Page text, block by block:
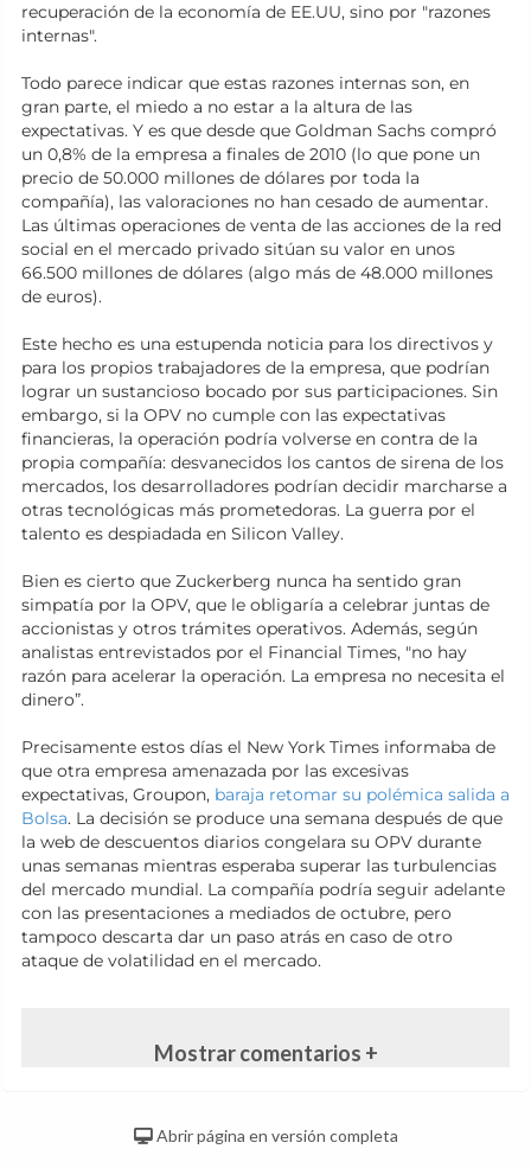
recuperación de la economía de EE.UU, sino por "razones
internas".
Todo parece indicar que estas razones internas son, en
gran parte, el miedo a no estar a la altura de las
expectativas. Y es que desde que Goldman Sachs compró
un 0,8% de la empresa a finales de 2010 (lo que pone un
precio de 50.000 millones de dólares por toda la
compañía), las valoraciones no han cesado de aumentar.
Las últimas operaciones de venta de las acciones de la red
social en el mercado privado sitúan su valor en unos
66.500 millones de dólares (algo más de 48.000 millones
de euros).
Este hecho es una estupenda noticia para los directivos y
para los propios trabajadores de la empresa, que podrían
lograr un sustancioso bocado por sus participaciones. Sin
embargo, si la OPV no cumple con las expectativas
financieras, la operación podría volverse en contra de la
propia compañía: desvanecidos los cantos de sirena de los
mercados, los desarrolladores podrían decidir marcharse a
otras tecnológicas más prometedoras. La guerra por el
talento es despiadada en Silicon Valley.
Bien es cierto que Zuckerberg nunca ha sentido gran
simpatía por la OPV, que le obligaría a celebrar juntas de
accionistas y otros trámites operativos. Además, según
analistas entrevistados por el Financial Times, "no hay
razón para acelerar la operación. La empresa no necesita el
dinero”.
Precisamente estos días el New York Times informaba de
que otra empresa amenazada por las excesivas
expectativas, Groupon, baraja retomar su polémica salida a
Bolsa. La decisión se produce una semana después de que
la web de descuentos diarios congelara su OPV durante
unas semanas mientras esperaba superar las turbulencias
del mercado mundial. La compañía podría seguir adelante
con las presentaciones a mediados de octubre, pero
tampoco descarta dar un paso atrás en caso de otro
ataque de volatilidad en el mercado.
Mostrar comentarios +
Abrir página en versión completa